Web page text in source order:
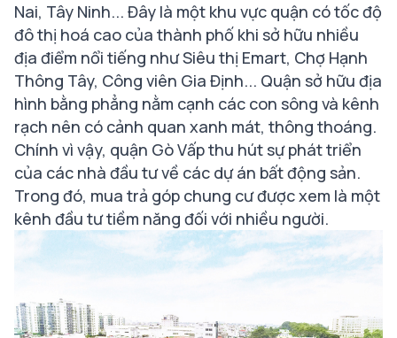
Nai, Tây Ninh... Đây là một khu vực quận có tốc độ
đô thị hoá cao của thành phố khi sở hữu nhiều
địa điểm nổi tiếng như Siêu thị Emart, Chợ Hạnh
Thông Tây, Công viên Gia Định... Quận sở hữu địa
hình bằng phẳng nằm cạnh các con sông và kênh
rạch nên có cảnh quan xanh mát, thông thoáng.
Chính vì vậy, quận Gò Vấp thu hút sự phát triển
của các nhà đầu tư về các dự án bất động sản.
Trong đó, mua trả góp chung cư được xem là một
kênh đầu tư tiềm năng đối với nhiều người.